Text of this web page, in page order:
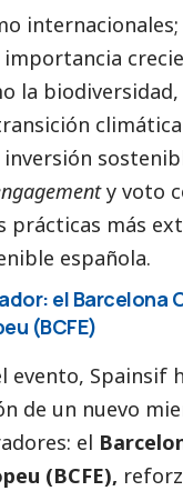
importancia
la biodiversidad,
y voto
prácticas más
española.
el Barcelona
(BCFE)
evento, Spainsif
de un nuevo
el
(BCFE),